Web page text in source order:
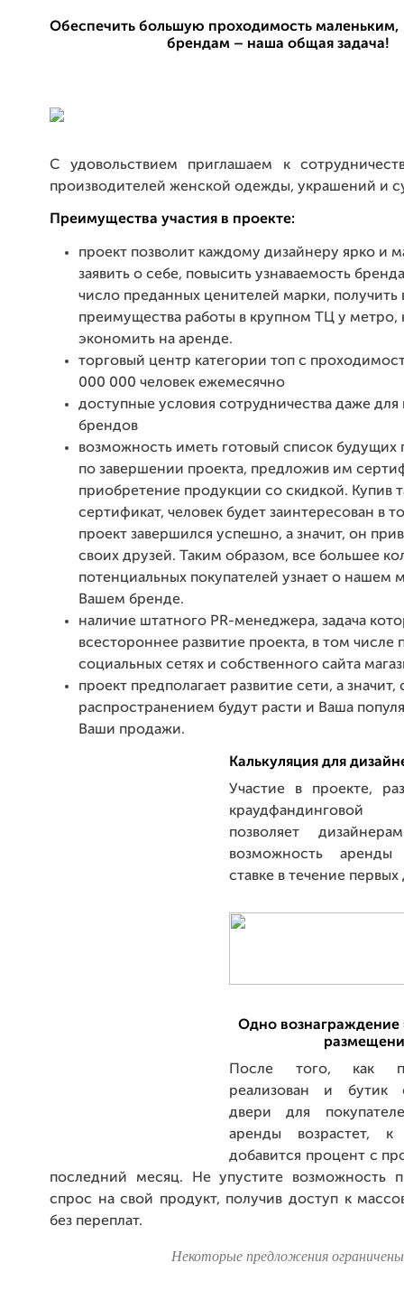
Обеспечить большую проходимость
брендам – наша общая задача!
С удовольствием приглашаем к
производителей женской одежды, украшений и
Преимущества участия в проекте:
проект позволит каждому дизайнеру ярко и
заявить о себе, повысить узнаваемость
число преданных ценителей марки, получить
преимущества работы в крупном ТЦ у метро,
экономить на аренде.
торговый центр категории топ с
000 000 человек ежемесячно
доступные условия сотрудничества даже
брендов
возможность иметь готовый список будущих
по завершении проекта, предложив им
приобретение продукции со скидкой. Купив
сертификат, человек будет заинтересован в
проект завершился успешно, а значит, он
своих друзей. Таким образом, все большее
потенциальных покупателей узнает о нашем
Вашем бренде.
наличие штатного PR-менеджера, задача
всестороннее развитие проекта, в том числе
социальных сетях и собственного сайта
проект предполагает развитие сети, а значит,
распространением будут расти и Ваша
Ваши продажи.
Калькуляция для
Участие в проекте,
позволяет
возможность
ставке в течение
Одно вознаграждение
После того, как
реализован и бутик
двери для
аренды возрастет,
добавится процент с
последний месяц. Не упустите возможность
спрос на свой продукт, получив доступ к
без переплат.
Некоторые предложения